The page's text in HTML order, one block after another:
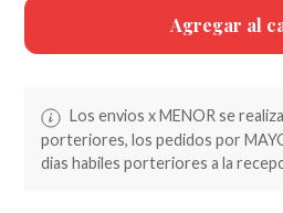
Agregar al
Los envios x MENOR se
porteriores, los pedidos por
dias habiles porteriores a la